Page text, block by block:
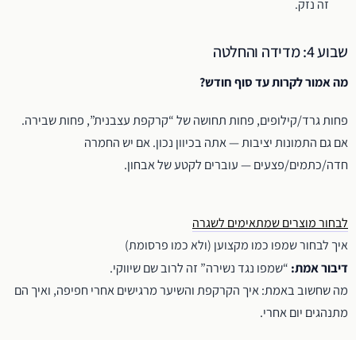
זה נזק.
שבוע 4: מדידה והחלטה
מה אמור לקרות עד סוף חודש?
פחות גרד/קילופים, פחות תחושה של “קרקפת עצבנית”, פחות שבירה.
אם גם התמונות יציבות — אתה בכיוון נכון. אם יש החמרה
חדה/כתמים/פצעים — עוברים לקטע של אבחון.
לבחור מוצרים שמתאימים לשגרה
איך לבחור שמפו כמו מקצוען (ולא כמו פרסומת)
דיבור אמת: “שמפו נגד נשירה” זה לרוב שם שיווקי.
מה שחשוב באמת: איך הקרקפת והשיער מרגישים אחרי חפיפה, ואיך הם
מתנהגים יום אחרי.